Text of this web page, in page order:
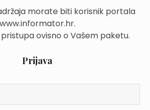
morate biti korisnik portala
www.informator.hr.
ovisno o Vašem paketu.
Prijava